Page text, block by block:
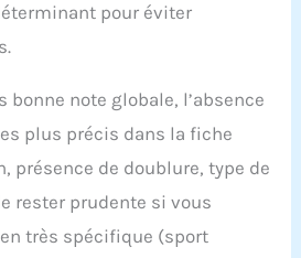
pour éviter
bonne note globale, l’absence
plus précis dans la fiche
présence de doublure, type de
rester prudente si vous
très spécifique (sport